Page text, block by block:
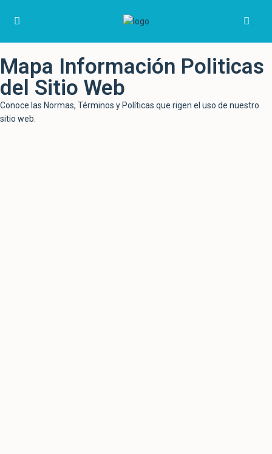
Mapa Información Politicas
del Sitio Web
Conoce las Normas, Términos y Políticas que rigen el uso de nuestro
sitio web.